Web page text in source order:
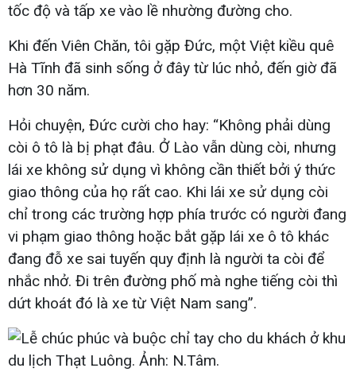
tốc độ và tấp xe vào lề nhường đường cho.
Khi đến Viên Chăn, tôi gặp Đức, một Việt kiều quê
Hà Tĩnh đã sinh sống ở đây từ lúc nhỏ, đến giờ đã
hơn 30 năm.
Hỏi chuyện, Đức cười cho hay: “Không phải dùng
còi ô tô là bị phạt đâu. Ở Lào vẫn dùng còi, nhưng
lái xe không sử dụng vì không cần thiết bởi ý thức
giao thông của họ rất cao. Khi lái xe sử dụng còi
chỉ trong các trường hợp phía trước có người đang
vi phạm giao thông hoặc bắt gặp lái xe ô tô khác
đang đỗ xe sai tuyến quy định là người ta còi để
nhắc nhở. Đi trên đường phố mà nghe tiếng còi thì
dứt khoát đó là xe từ Việt Nam sang”.